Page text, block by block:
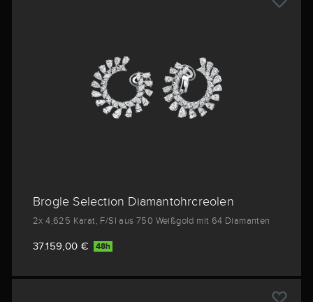
Brogle Selection Diamantohrcreolen
2x 4,625 Karat, F/SI aus 750 Weißgold mit 64 Diamanten
37.159,00 € 48h